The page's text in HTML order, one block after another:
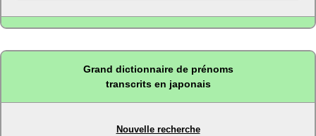
Grand dictionnaire de prénoms
transcrits en japonais
Nouvelle recherche